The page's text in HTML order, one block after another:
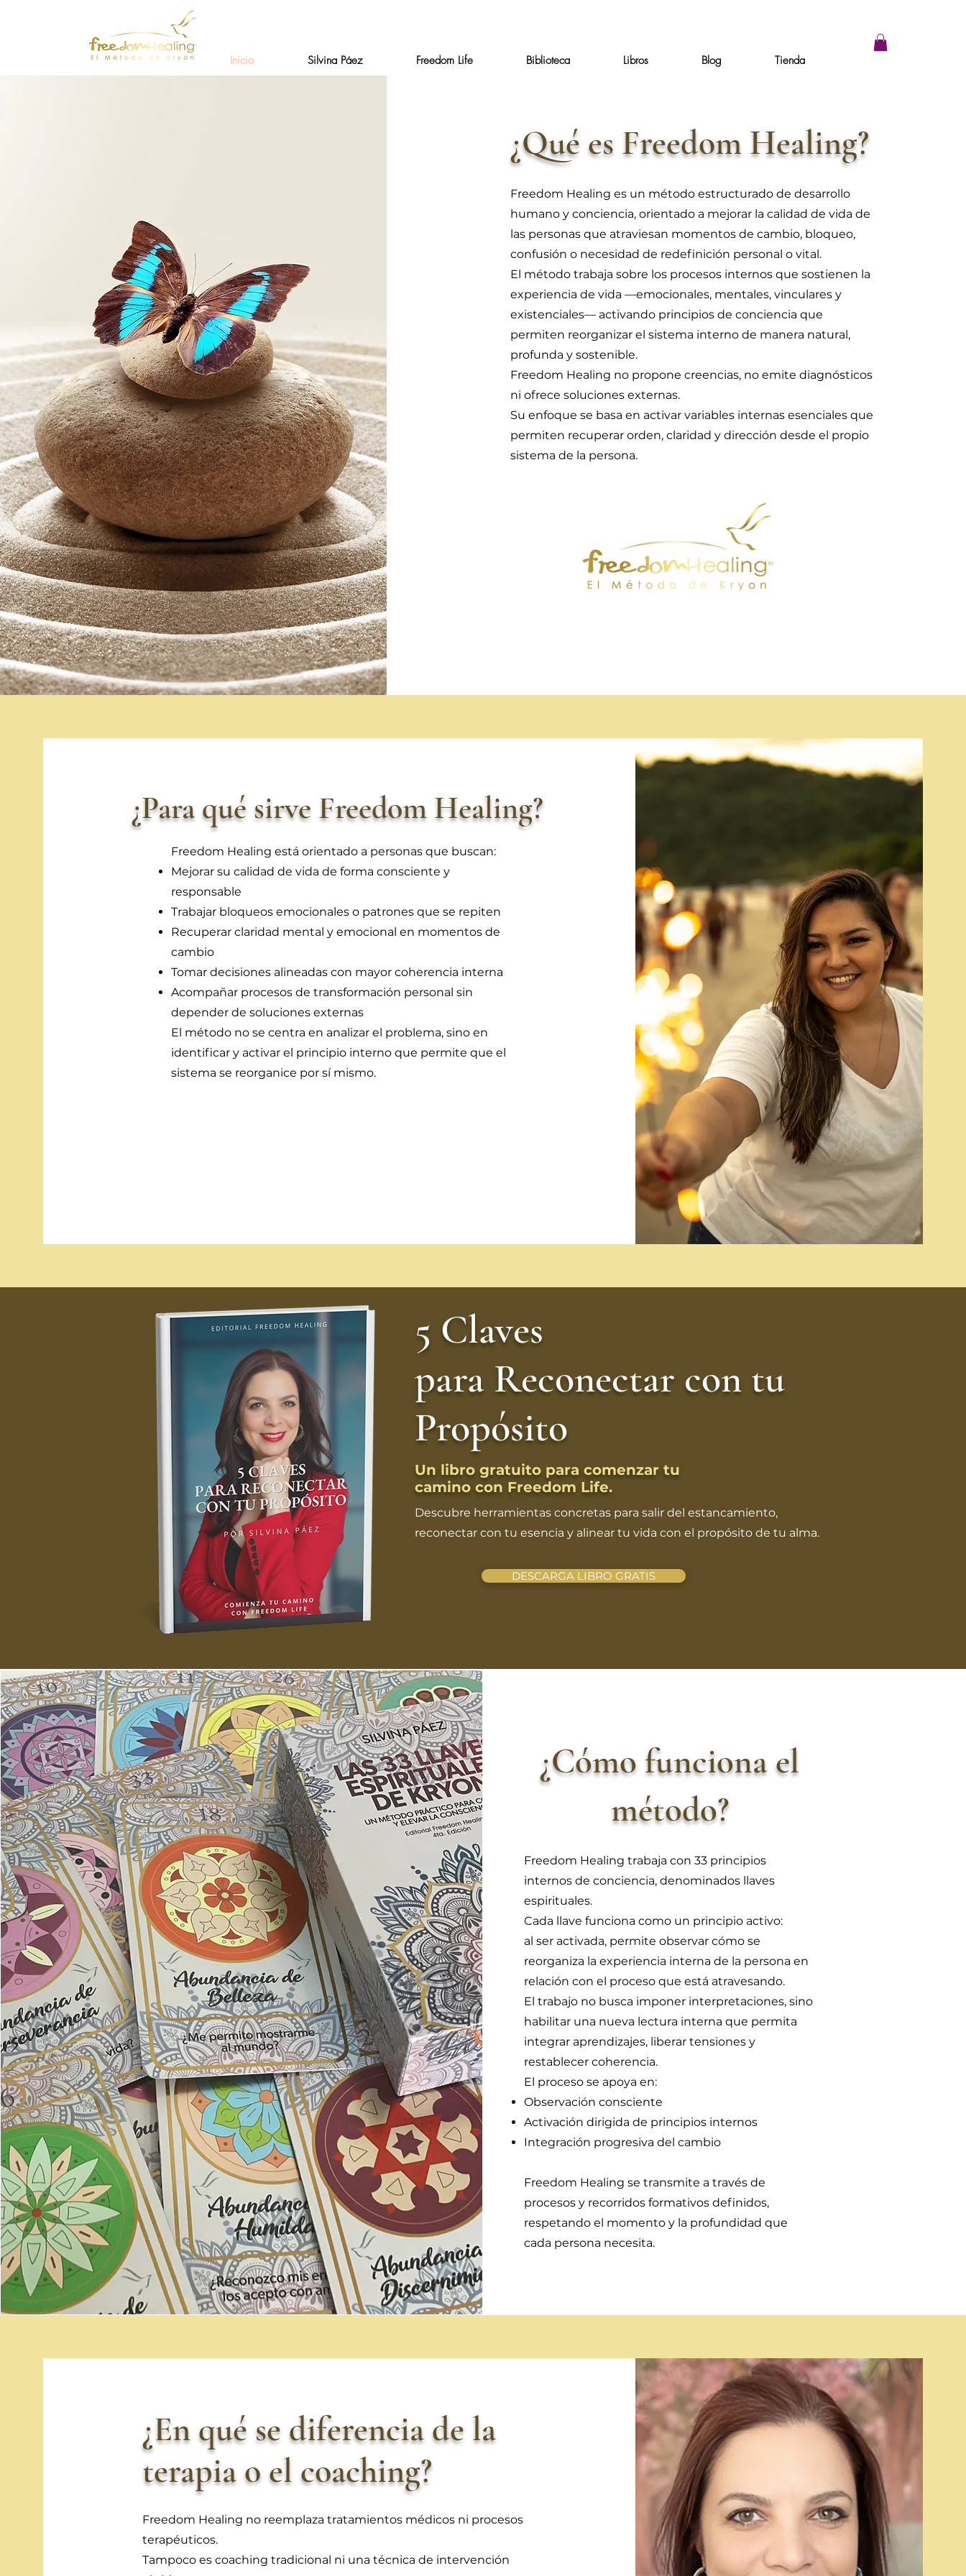
¿Qué es Freedom Healing?
Freedom Healing es un método estructurado de desarrollo
humano y conciencia, orientado a mejorar la calidad de vida de
las personas que atraviesan momentos de cambio, bloqueo,
confusión o necesidad de redefinición personal o vital.
El método trabaja sobre los procesos internos que sostienen la
experiencia de vida —emocionales, mentales, vinculares y
existenciales— activando principios de conciencia que
permiten reorganizar el sistema interno de manera natural,
profunda y sostenible.
Freedom Healing no propone creencias, no emite diagnósticos
ni ofrece soluciones externas.
Su enfoque se basa en activar variables internas esenciales que
permiten recuperar orden, claridad y dirección desde el propio
sistema de la persona.
¿Para qué sirve Freedom Healing?
Freedom Healing está orientado a personas que buscan:
Mejorar su calidad de vida de forma consciente y
responsable
Trabajar bloqueos emocionales o patrones que se repiten
Recuperar claridad mental y emocional en momentos de
cambio
Tomar decisiones alineadas con mayor coherencia interna
Acompañar procesos de transformación personal sin
depender de soluciones externas
El método no se centra en analizar el problema, sino en
identificar y activar el principio interno que permite que el
sistema se reorganice por sí mismo.
5 Claves
para Reconectar con tu
Propósito
Un libro gratuito para comenzar tu
camino con Freedom Life.
Descubre herramientas concretas para salir del estancamiento,
reconectar con tu esencia y alinear tu vida con el propósito de tu alma.
DESCARGA LIBRO GRATIS
¿Cómo funciona el
método?
Freedom Healing trabaja con 33 principios
internos de conciencia, denominados llaves
espirituales.
Cada llave funciona como un principio activo:
al ser activada, permite observar cómo se
reorganiza la experiencia interna de la persona en
relación con el proceso que está atravesando.
El trabajo no busca imponer interpretaciones, sino
habilitar una nueva lectura interna que permita
integrar aprendizajes, liberar tensiones y
restablecer coherencia.
El proceso se apoya en:
Observación consciente
Activación dirigida de principios internos
Integración progresiva del cambio
Freedom Healing se transmite a través de
procesos y recorridos formativos definidos,
respetando el momento y la profundidad que
cada persona necesita.
¿En qué se diferencia de la
terapia o el coaching?
Freedom Healing no reemplaza tratamientos médicos ni procesos
terapéuticos.
Tampoco es coaching tradicional ni una técnica de intervención
Inicio Silvina Páez Freedom Life Biblioteca Libros Blog Tienda